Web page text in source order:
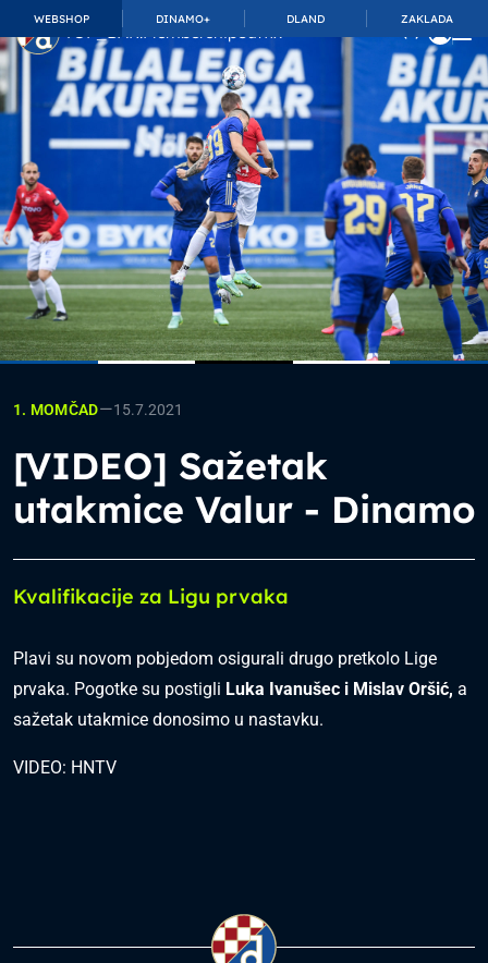
WEBSHOP DINAMO+ DLAND ZAKLADA
TOP_BAR.MembershipSuffix
1. MOMČAD—15.7.2021
[VIDEO] Sažetak
utakmice Valur - Dinamo
Kvalifikacije za Ligu prvaka
Plavi su novom pobjedom osigurali drugo pretkolo Lige
prvaka. Pogotke su postigli Luka Ivanušec i Mislav Oršić, a
sažetak utakmice donosimo u nastavku.
VIDEO: HNTV